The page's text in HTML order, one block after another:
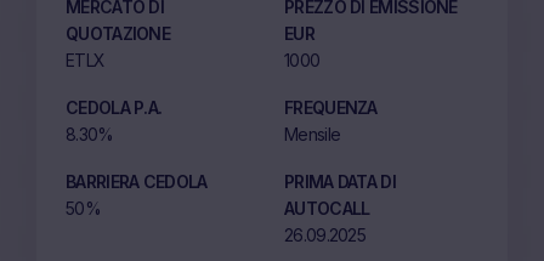
MERCATO DI
QUOTAZIONE
ETLX
PREZZO DI EMISSIONE
EUR
1000
CEDOLA P.A.
8.30%
FREQUENZA
Mensile
BARRIERA CEDOLA
50%
PRIMA DATA DI
AUTOCALL
26.09.2025